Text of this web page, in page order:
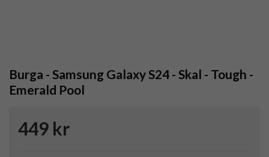
Burga - Samsung Galaxy S24 - Skal - Tough -
Emerald Pool
449 kr